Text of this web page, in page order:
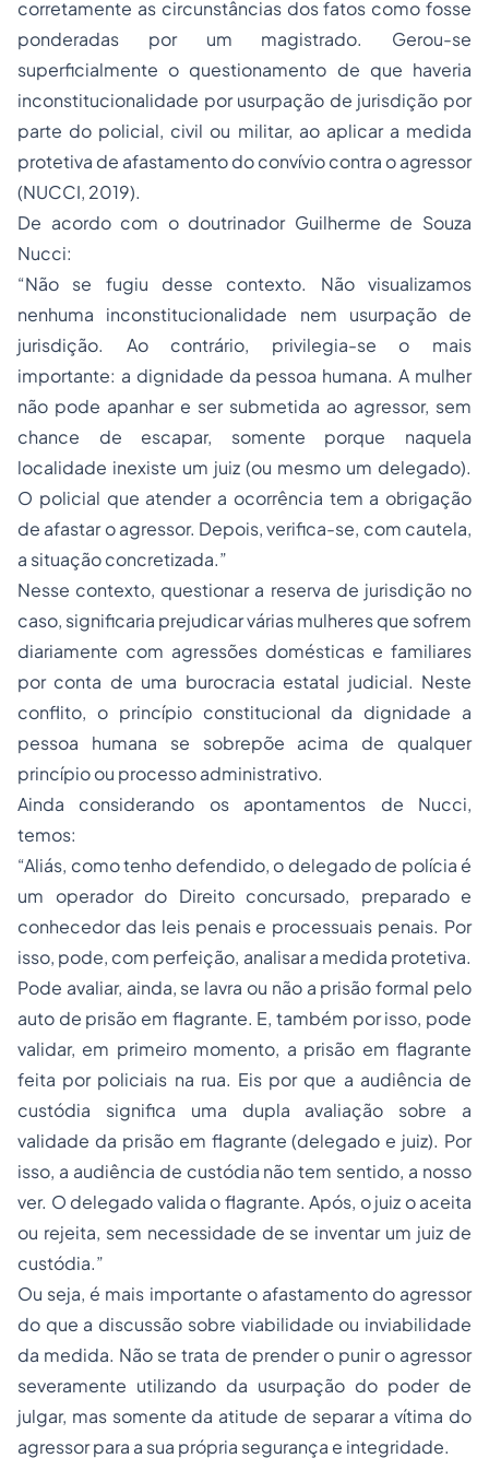
corretamente as circunstâncias dos fatos como fosse
ponderadas por um magistrado. Gerou-se
superficialmente o questionamento de que haveria
inconstitucionalidade por usurpação de jurisdição por
parte do policial, civil ou militar, ao aplicar a medida
protetiva de afastamento do convívio contra o agressor
(NUCCI, 2019).
De acordo com o doutrinador Guilherme de Souza
Nucci:
“Não se fugiu desse contexto. Não visualizamos
nenhuma inconstitucionalidade nem usurpação de
jurisdição. Ao contrário, privilegia-se o mais
importante: a dignidade da pessoa humana. A mulher
não pode apanhar e ser submetida ao agressor, sem
chance de escapar, somente porque naquela
localidade inexiste um juiz (ou mesmo um delegado).
O policial que atender a ocorrência tem a obrigação
de afastar o agressor. Depois, verifica-se, com cautela,
a situação concretizada.”
Nesse contexto, questionar a reserva de jurisdição no
caso, significaria prejudicar várias mulheres que sofrem
diariamente com agressões domésticas e familiares
por conta de uma burocracia estatal judicial. Neste
conflito, o princípio constitucional da dignidade a
pessoa humana se sobrepõe acima de qualquer
princípio ou processo administrativo.
Ainda considerando os apontamentos de Nucci,
temos:
“Aliás, como tenho defendido, o delegado de polícia é
um operador do Direito concursado, preparado e
conhecedor das leis penais e processuais penais. Por
isso, pode, com perfeição, analisar a medida protetiva.
Pode avaliar, ainda, se lavra ou não a prisão formal pelo
auto de prisão em flagrante. E, também por isso, pode
validar, em primeiro momento, a prisão em flagrante
feita por policiais na rua. Eis por que a audiência de
custódia significa uma dupla avaliação sobre a
validade da prisão em flagrante (delegado e juiz). Por
isso, a audiência de custódia não tem sentido, a nosso
ver. O delegado valida o flagrante. Após, o juiz o aceita
ou rejeita, sem necessidade de se inventar um juiz de
custódia.”
Ou seja, é mais importante o afastamento do agressor
do que a discussão sobre viabilidade ou inviabilidade
da medida. Não se trata de prender o punir o agressor
severamente utilizando da usurpação do poder de
julgar, mas somente da atitude de separar a vítima do
agressor para a sua própria segurança e integridade.